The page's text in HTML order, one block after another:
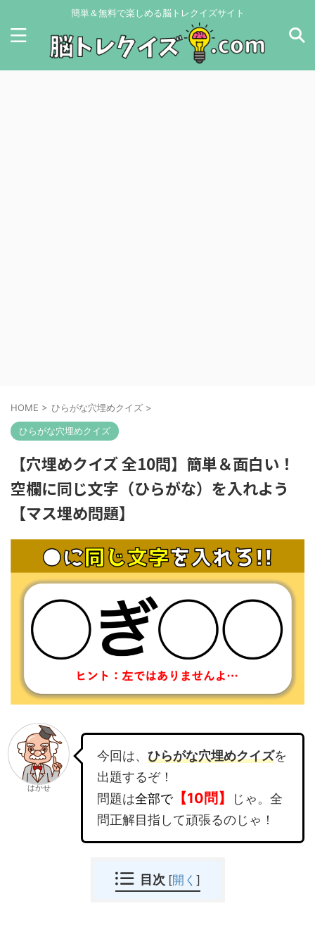
簡単＆無料で楽しめる脳トレクイズサイト
HOME > ひらがな穴埋めクイズ >
ひらがな穴埋めクイズ
【穴埋めクイズ 全10問】簡単＆面白い！
空欄に同じ文字（ひらがな）を入れよう
【マス埋め問題】
はかせ
今回は、 ひらがな穴埋めクイズを
出題するぞ！
問題は全部で【10問】
じゃ。全
問正解目指して頑張るのじゃ！
目次 [開く ]